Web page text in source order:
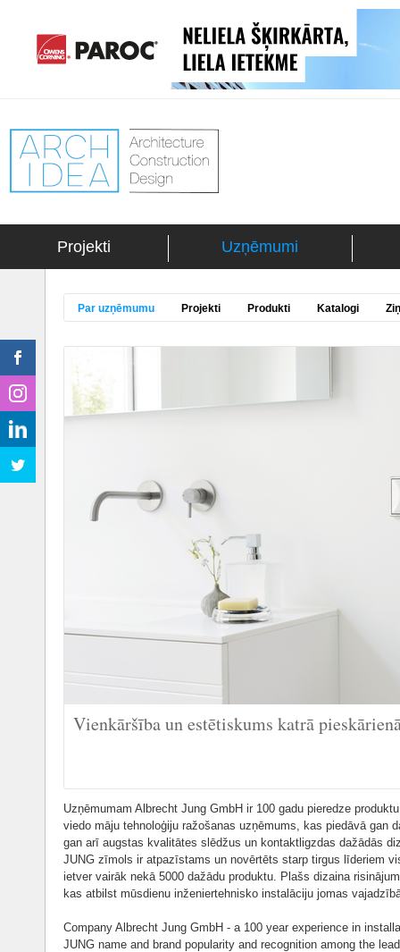
Projekti Uzņēmumi
Par uzņēmumu Projekti Produkti Katalogi
Vienkāršība un estētiskums katrā
Uzņēmumam Albrecht Jung GmbH ir 100 gadu pieredze
viedo māju tehnoloģiju ražošanas uzņēmums, kas piedāvā gan
gan arī augstas kvalitātes slēdžus un kontaktligzdas dažādās
JUNG zīmols ir atpazīstams un novērtēts starp tirgus līderiem
ietver vairāk nekā 5000 dažādu produktu. Plašs dizaina
kas atbilst mūsdienu inženiertehnisko instalāciju jomas
Company Albrecht Jung GmbH - a 100 year experience in
JUNG name and brand popularity and recognition among the